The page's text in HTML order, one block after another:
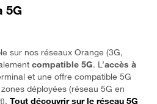
5G
sur nos réseaux Orange (3G,
compatible 5G. L’accès à
et une offre compatible 5G
déployées (réseau 5G en
Tout découvrir sur le réseau 5G